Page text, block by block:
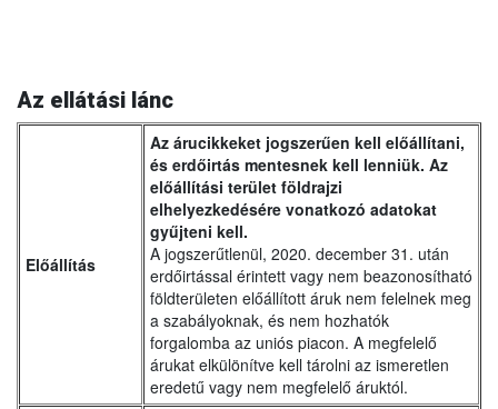
Az ellátási lánc
Előállítás
Az árucikkeket jogszerűen kell előállítani,
és erdőirtás mentesnek kell lenniük. Az
előállítási terület földrajzi
elhelyezkedésére vonatkozó adatokat
gyűjteni kell.
A jogszerűtlenül, 2020. december 31. után
erdőirtással érintett vagy nem beazonosítható
földterületen előállított áruk nem felelnek meg
a szabályoknak, és nem hozhatók
forgalomba az uniós piacon. A megfelelő
árukat elkülönítve kell tárolni az ismeretlen
eredetű vagy nem megfelelő áruktól.